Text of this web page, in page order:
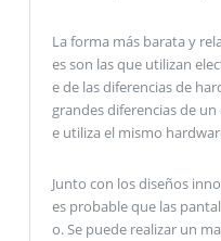
La forma más barata y
es son las que utilizan
e de las diferencias de
grandes diferencias de
e utiliza el mismo
Junto con los diseños
es probable que las
o. Se puede realizar un